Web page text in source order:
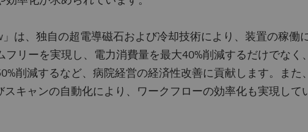
」は、独自の超電導磁石および冷却技術により、装置の稼働
リーを実現し、電力消費量を最大40%削減するだけでなく
削減するなど、病院経営の経済性改善に貢献します。また
キャンの自動化により、ワークフローの効率化も実現して